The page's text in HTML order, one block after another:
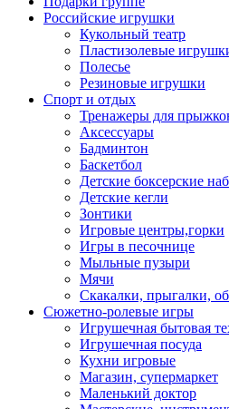
Российские игрушки
Кукольный театр
Пластизолевые
Полесье
Резиновые игрушки
Спорт и отдых
Тренажеры для
Аксессуары
Бадминтон
Баскетбол
Детские боксерские
Детские кегли
Зонтики
Игровые центры,горки
Игры в песочнице
Мыльные пузыри
Мячи
Скакалки, прыгалки,
Сюжетно-ролевые игры
Игрушечная бытовая
Игрушечная посуда
Кухни игровые
Магазин, супермаркет
Маленький доктор